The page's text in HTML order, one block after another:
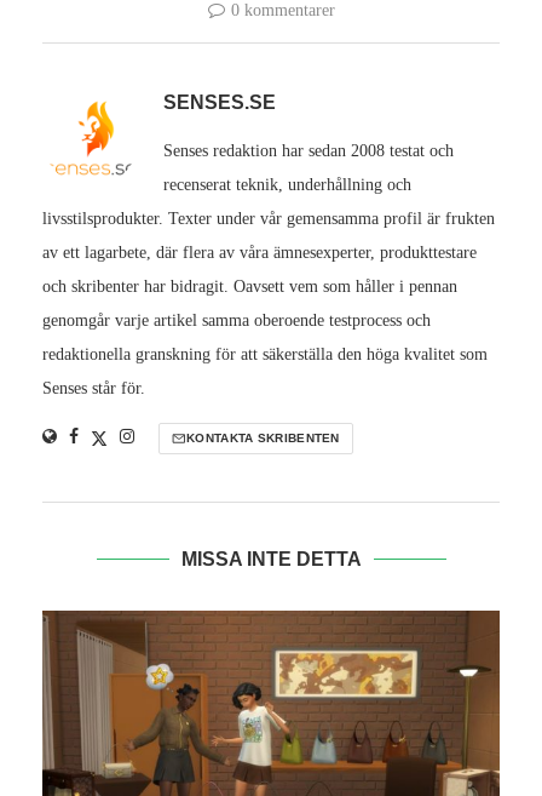
0 kommentarer
SENSES.SE
Senses redaktion har sedan 2008 testat och
recenserat teknik, underhållning och
livsstilsprodukter. Texter under vår gemensamma profil är frukten
av ett lagarbete, där flera av våra ämnesexperter, produkttestare
och skribenter har bidragit. Oavsett vem som håller i pennan
genomgår varje artikel samma oberoende testprocess och
redaktionella granskning för att säkerställa den höga kvalitet som
Senses står för.
KONTAKTA SKRIBENTEN
MISSA INTE DETTA